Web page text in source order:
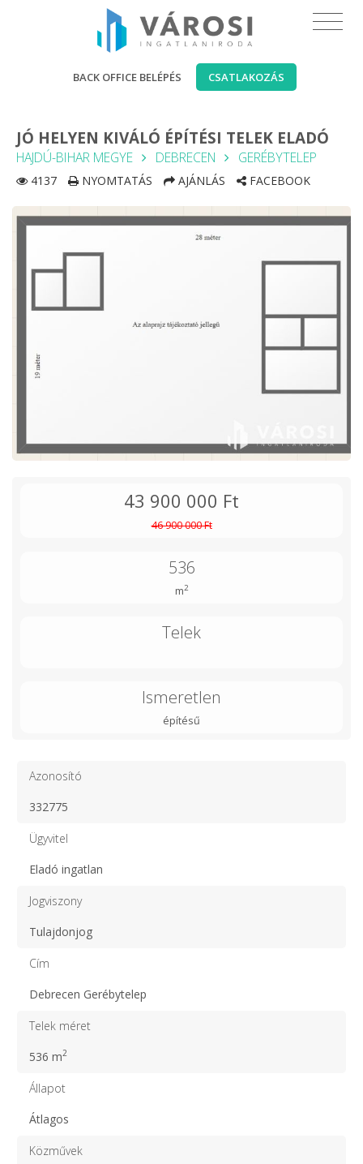
BACK OFFICE BELÉPÉS CSATLAKOZÁS
JÓ HELYEN KIVÁLÓ ÉPÍTÉSI TELEK ELADÓ
HAJDÚ-BIHAR MEGYE DEBRECEN GERÉBYTELEP
4137 NYOMTATÁS AJÁNLÁS FACEBOOK
43 900 000 Ft
46 900 000 Ft
536
m2
Telek
Ismeretlen
építésű
Azonosító
332775
Ügyvitel
Eladó ingatlan
Jogviszony
Tulajdonjog
Cím
Debrecen Gerébytelep
Telek méret
536 m2
Állapot
Átlagos
Közművek